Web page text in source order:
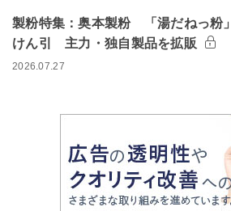
製粉特集：奥本製粉 「湯だねっ粉」
けん引 主力・独自製品を拡販
2026.07.27